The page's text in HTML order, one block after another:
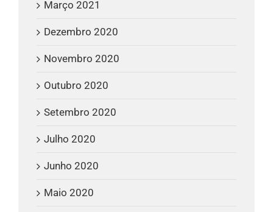
Março 2021
Dezembro 2020
Novembro 2020
Outubro 2020
Setembro 2020
Julho 2020
Junho 2020
Maio 2020